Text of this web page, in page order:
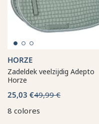
HORZE
Zadeldek veelzijdig Adepto
Horze
25,03 €49,99 €
8 colores